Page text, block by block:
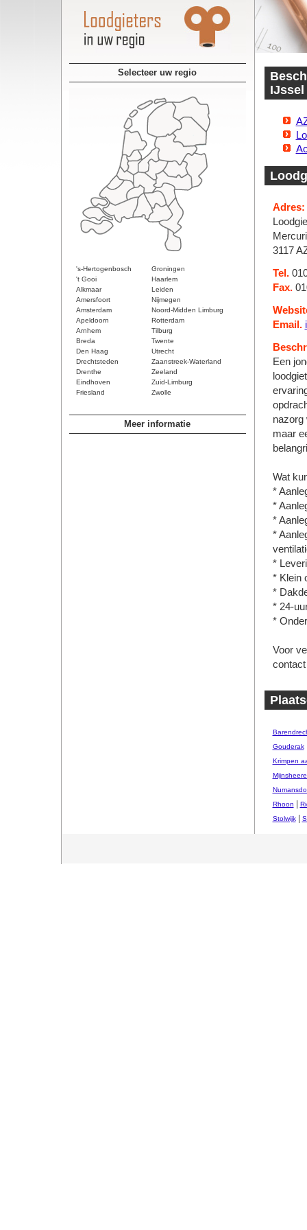
Selecteer uw regio
's-Hertogenbosch
Groningen
't Gooi
Haarlem
Alkmaar
Leiden
Amersfoort
Nijmegen
Amsterdam
Noord-Midden Limburg
Apeldoorn
Rotterdam
Arnhem
Tilburg
Breda
Twente
Den Haag
Utrecht
Drechtsteden
Zaanstreek-Waterland
Drenthe
Zeeland
Eindhoven
Zuid-Limburg
Friesland
Zwolle
Meer informatie
IJssel
Adres:
3117
Tel.
Fax.
Email.
Een
nazorg
maar
Wat
*
*
*
*
*
* Klein
*
* 24-
*
Voor
contact
Gouderak
Krimpen
Rhoon
Stolwijk|